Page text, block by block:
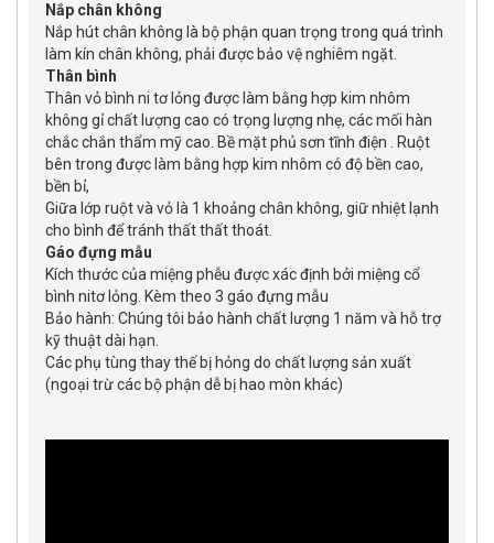
Nắp chân không
Nắp hút chân không là bộ phận quan trọng trong quá trình
làm kín chân không, phải được bảo vệ nghiêm ngặt.
Thân bình
Thân vỏ bình ni tơ lỏng được làm bằng hợp kim nhôm
không gỉ chất lượng cao có trọng lượng nhẹ, các mối hàn
chắc chắn thẩm mỹ cao. Bề mặt phủ sơn tĩnh điện . Ruột
bên trong được làm bằng hợp kim nhôm có độ bền cao,
bền bỉ,
Giữa lớp ruột và vỏ là 1 khoảng chân không, giữ nhiệt lạnh
cho bình để tránh thất thất thoát.
Gáo đựng mẫu
Kích thước của miệng phễu được xác định bởi miệng cổ
bình nitơ lỏng. Kèm theo 3 gáo đựng mẫu
Bảo hành: Chúng tôi bảo hành chất lượng 1 năm và hỗ trợ
kỹ thuật dài hạn.
Các phụ tùng thay thế bị hỏng do chất lượng sản xuất
(ngoại trừ các bộ phận dễ bị hao mòn khác)